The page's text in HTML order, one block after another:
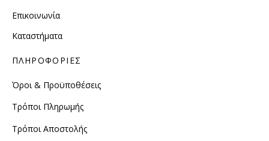
Επικοινωνία
Καταστήματα
ΠΛΗΡΟΦΟΡΙΕΣ
Όροι & Προϋποθέσεις
Τρόποι Πληρωμής
Τρόποι Αποστολής